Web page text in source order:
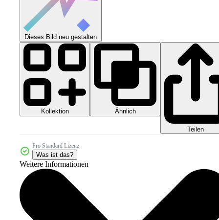
Dieses Bild neu gestalten
Kollektion Ähnlich
Teilen
Pro Standard Lizenz
Was ist das?
Weitere Informationen